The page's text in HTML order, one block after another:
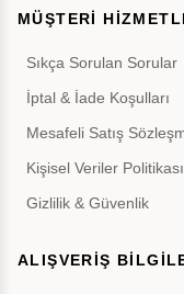
MÜŞTERİ
Sıkça Sorulan Sorular
İptal & İade Koşulları
Mesafeli Satış
Kişisel Veriler Politikası
Gizlilik & Güvenlik
ALIŞVERİŞ